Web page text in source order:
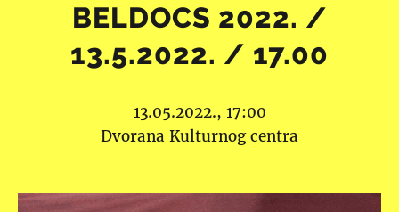
BELDOCS 2022. /
13.5.2022. / 17.00
13.05.2022., 17:00
Dvorana Kulturnog centra